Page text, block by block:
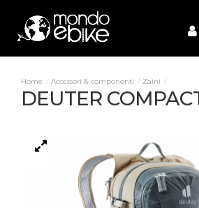
Accessori & componenti Zaini
DEUTER